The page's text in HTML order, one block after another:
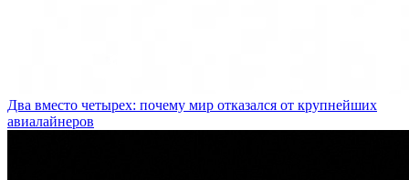
Два вместо четырех: почему мир отказался от крупнейших
авиалайнеров